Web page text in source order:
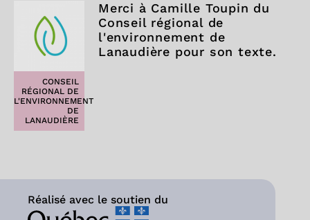
CONSEIL
RÉGIONAL DE
L'ENVIRONNEMENT
DE
LANAUDIÈRE
Merci à Camille Toupin du
Conseil régional de
l'environnement de
Lanaudière pour son texte.
Réalisé avec le soutien du